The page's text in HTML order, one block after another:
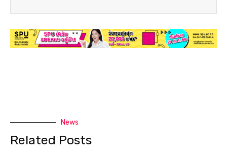
News
Related Posts